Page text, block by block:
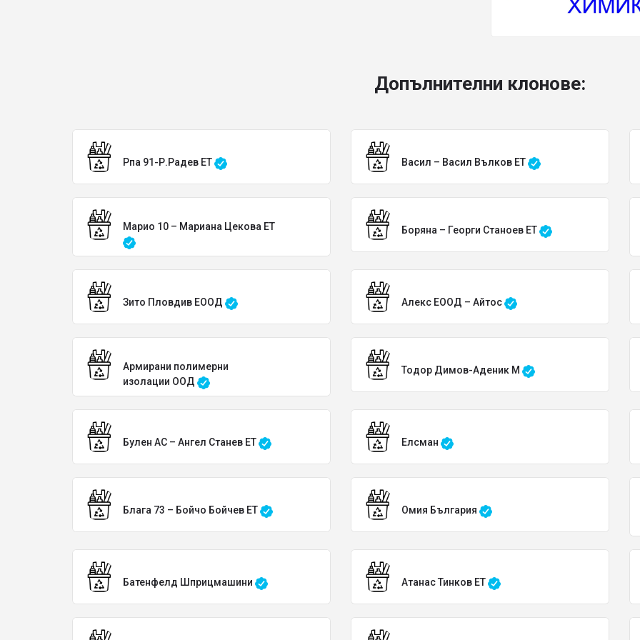
Допълнителни клонове:
Рпа 91-Р.Радев ЕТ Васил – Васил Вълков ЕТ
Марио 10 – Мариана Цекова ЕТ Боряна – Георги Станоев ЕТ
Зито Пловдив ЕООД Алекс ЕООД – Айтос
Армирани полимерни
изолации ООД
Тодор Димов-Аденик М
Булен АС – Ангел Станев ЕТ Елсман
Блага 73 – Бойчо Бойчев ЕТ Омия България
Батенфелд Шприцмашини Атанас Тинков ЕТ